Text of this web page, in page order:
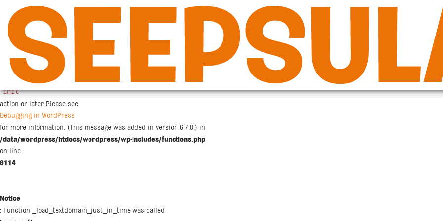
Notice
: Function _load_textdomain_just_in_time was called
incorrectly
. Translation loading for the
woocommerce
domain was triggered too early. This is usually an indicator for some code in the plugin or theme running too early. Translations should be
init
action or later. Please see
Debugging in WordPress
for more information. (This message was added in version 6.7.0.) in
/data/wordpress/htdocs/wordpress/wp-includes/functions.php
on line
6114
Notice
: Function _load_textdomain_just_in_time was called
sisältöön